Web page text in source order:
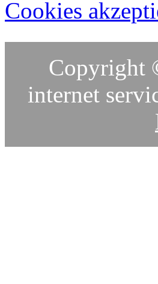
Cookies
Copyright
internet